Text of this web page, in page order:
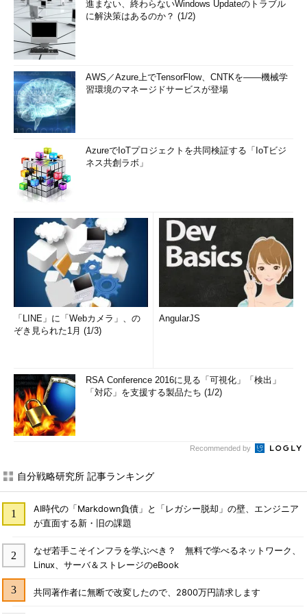
進まない、終わらないWindows Updateのトラブル
に解決策はあるのか？ (1/2)
AWS／Azure上でTensorFlow、CNTKを――機械学
習環境のマネージドサービスが登場
AzureでIoTプロジェクトを共同検証する「IoTビジ
ネス共創ラボ」
「LINE」に「Webカメラ」、の
ぞき見られた1月 (1/3)
AngularJS
RSA Conference 2016に見る「可視化」「検出」
「対応」を支援する製品たち (1/2)
Recommended by
自分戦略研究所 記事ランキング
AI時代の「Markdown負債」と「レガシー脱却」の壁、エンジニア
が直面する新・旧の課題
なぜ若手こそインフラを学ぶべき？ 無料で学べるネットワーク、
Linux、サーバ＆ストレージのeBook
共同著作者に無断で改変したので、2800万円請求します